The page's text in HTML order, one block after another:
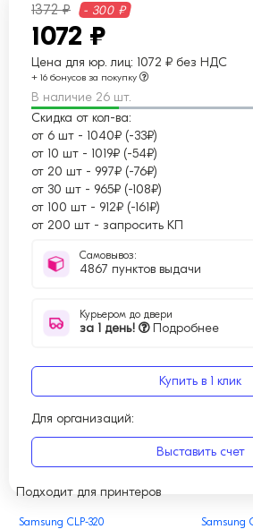
1372 ₽ - 300 ₽
1072 ₽
Цена для юр. лиц: 1072 ₽ без НДС
+ 16 бонусов за покупку
В наличие 26 шт.
Скидка от кол-ва:
от 6 шт - 1040₽ (-33₽)
от 10 шт - 1019₽ (-54₽)
от 20 шт - 997₽ (-76₽)
от 30 шт - 965₽ (-108₽)
от 100 шт - 912₽ (-161₽)
от 200 шт - запросить КП
Самовывоз:
4867 пунктов выдачи
Курьером до двери
за 1 день! Подробнее
Купить в 1 клик
Для организаций:
Выставить счет
Подходит для принтеров
Samsung CLP-320
Samsung